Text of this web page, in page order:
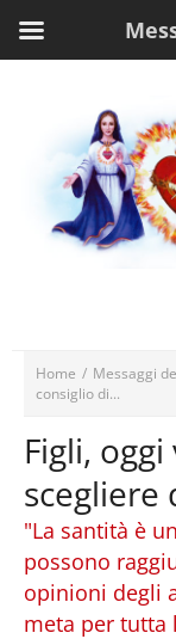
Home / Messaggi
consiglio di...
Figli,
scegliere
"La santità è
possono
opinioni degli
meta per tutta